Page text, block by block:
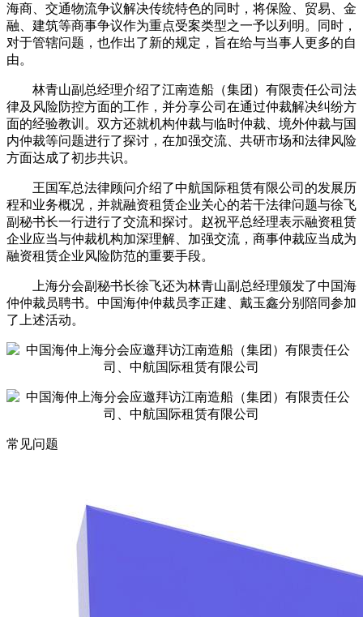
海商、交通物流争议解决传统特色的同时，将保险、贸易、金
融、建筑等商事争议作为重点受案类型之一予以列明。同时，
对于管辖问题，也作出了新的规定，旨在给与当事人更多的自
由。
林青山副总经理介绍了江南造船（集团）有限责任公司法
律及风险防控方面的工作，并分享公司在通过仲裁解决纠纷方
面的经验教训。双方还就机构仲裁与临时仲裁、境外仲裁与国
内仲裁等问题进行了探讨，在加强交流、共研市场和法律风险
方面达成了初步共识。
王国军总法律顾问介绍了中航国际租赁有限公司的发展历
程和业务概况，并就融资租赁企业关心的若干法律问题与徐飞
副秘书长一行进行了交流和探讨。赵祝平总经理表示融资租赁
企业应当与仲裁机构加深理解、加强交流，商事仲裁应当成为
融资租赁企业风险防范的重要手段。
上海分会副秘书长徐飞还为林青山副总经理颁发了中国海
仲仲裁员聘书。中国海仲仲裁员李正建、戴玉鑫分别陪同参加
了上述活动。
常见问题